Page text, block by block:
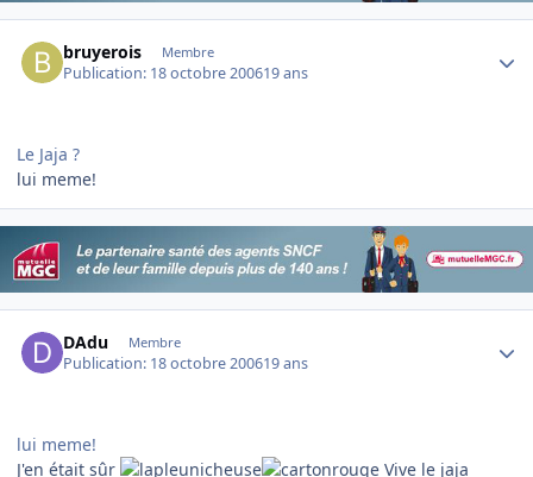
bruyerois Membre
Publication: 18 octobre 200619 ans
Le Jaja ?
lui meme!
DAdu Membre
Publication: 18 octobre 200619 ans
lui meme!
J'en était sûr
Vive le jaja